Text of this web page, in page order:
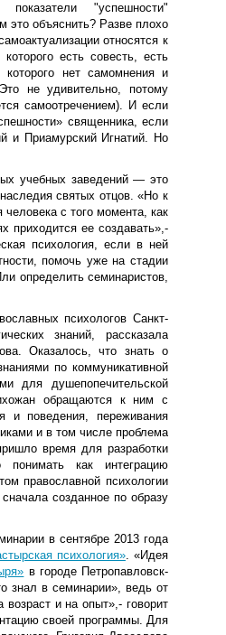
"успешности"
это объяснить? Разве плохо
относятся к
есть совесть, есть
нет самомнения и
не удивительно, потому
самоотречением). И если
священника, если
и Приамурский Игнатий. Но
учебных заведений — это
святых отцов. «Но к
с того момента, как
приходится ее создавать»,-
психология, если в ней
помочь уже на стадии
определить семинаристов,
психологов Санкт-
знаний, рассказала
Оказалось, что знать о
по коммуникативной
для душепопечительской
обращаются к ним с
и поведения, переживания
и в том числе проблема
время для разработки
понимать как интеграцию
православной психологии
созданное по образу
в сентябре 2013 года
психология». «Идея
в городе Петропавловск-
знал в семинарии», ведь от
и на опыт»,- говорит
своей программы. Для